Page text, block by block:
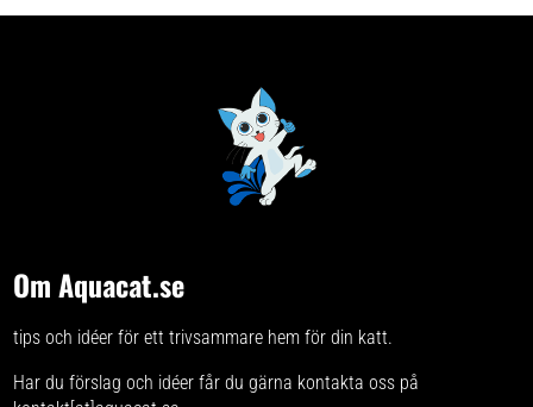
Om Aquacat.se
tips och idéer för ett trivsammare hem för din katt.
Har du förslag och idéer får du gärna kontakta oss på